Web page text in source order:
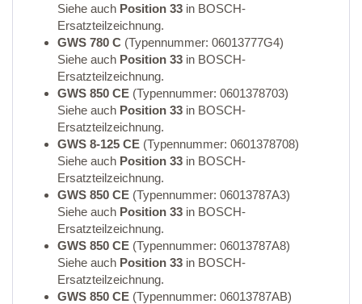
Siehe auch Position 33 in BOSCH-
Ersatzteilzeichnung.
GWS 780 C (Typennummer: 06013777G4)
Siehe auch Position 33 in BOSCH-
Ersatzteilzeichnung.
GWS 850 CE (Typennummer: 0601378703)
Siehe auch Position 33 in BOSCH-
Ersatzteilzeichnung.
GWS 8-125 CE (Typennummer: 0601378708)
Siehe auch Position 33 in BOSCH-
Ersatzteilzeichnung.
GWS 850 CE (Typennummer: 06013787A3)
Siehe auch Position 33 in BOSCH-
Ersatzteilzeichnung.
GWS 850 CE (Typennummer: 06013787A8)
Siehe auch Position 33 in BOSCH-
Ersatzteilzeichnung.
GWS 850 CE (Typennummer: 06013787AB)